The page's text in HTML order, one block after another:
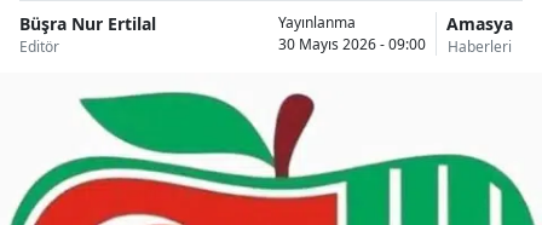
Büşra Nur Ertilal
Editör
Yayınlanma
30 Mayıs 2026 - 09:00
Amasya
Haberleri